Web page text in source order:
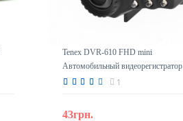
Tenex DVR-610 FHD mini
Автомобильный видеорегистратор
1
43грн.